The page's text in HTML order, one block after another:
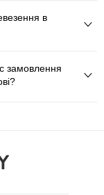
в
замовлення